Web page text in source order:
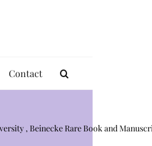
Contact
, Beinecke Rare Book and